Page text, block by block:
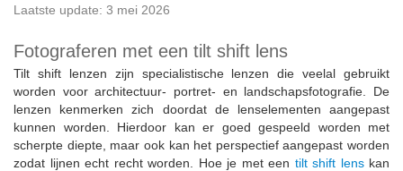
Laatste update: 3 mei 2026
Fotograferen met een tilt shift lens
Tilt shift lenzen zijn specialistische lenzen die veelal gebruikt
worden voor architectuur- portret- en landschapsfotografie. De
lenzen kenmerken zich doordat de lenselementen aangepast
kunnen worden. Hierdoor kan er goed gespeeld worden met
scherpte diepte, maar ook kan het perspectief aangepast worden
zodat lijnen echt recht worden. Hoe je met een tilt shift lenskan